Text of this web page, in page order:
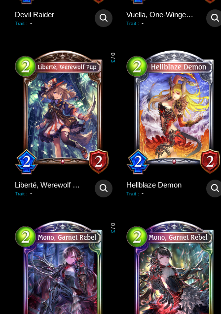
Devil Raider
Trait : -
Vuella, One-Winged Demon
Trait : -
0
/
3
Liberté, Werewolf Pup
Trait : -
Hellblaze Demon
Trait : -
0
/
3